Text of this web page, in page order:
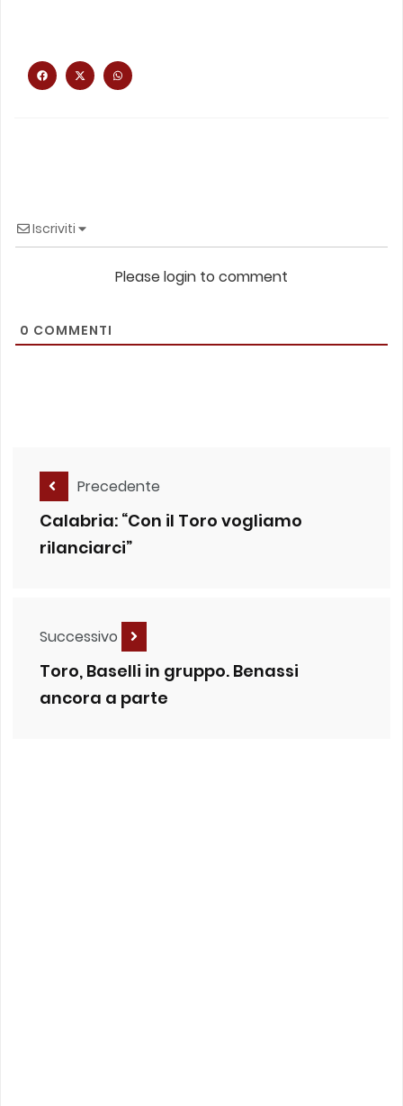
Iscriviti
Please login to comment
0 COMMENTI
Precedente
Calabria: “Con il Toro vogliamo
rilanciarci”
Successivo
Toro, Baselli in gruppo. Benassi
ancora a parte